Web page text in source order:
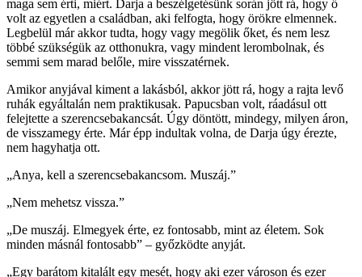
maga sem érti, miért. Darja a beszélgetésünk során jött rá, hogy ő
volt az egyetlen a családban, aki felfogta, hogy örökre elmennek.
Legbelül már akkor tudta, hogy vagy megölik őket, és nem lesz
többé szükségük az otthonukra, vagy mindent lerombolnak, és
semmi sem marad belőle, mire visszatérnek.
Amikor anyjával kiment a lakásból, akkor jött rá, hogy a rajta levő
ruhák egyáltalán nem praktikusak. Papucsban volt, ráadásul ott
felejtette a szerencsebakancsát. Úgy döntött, mindegy, milyen áron,
de visszamegy érte. Már épp indultak volna, de Darja úgy érezte,
nem hagyhatja ott.
„Anya, kell a szerencsebakancsom. Muszáj.”
„Nem mehetsz vissza.”
„De muszáj. Elmegyek érte, ez fontosabb, mint az életem. Sok
minden másnál fontosabb” – győzködte anyját.
„Egy barátom kitalált egy mesét, hogy aki ezer városon és ezer